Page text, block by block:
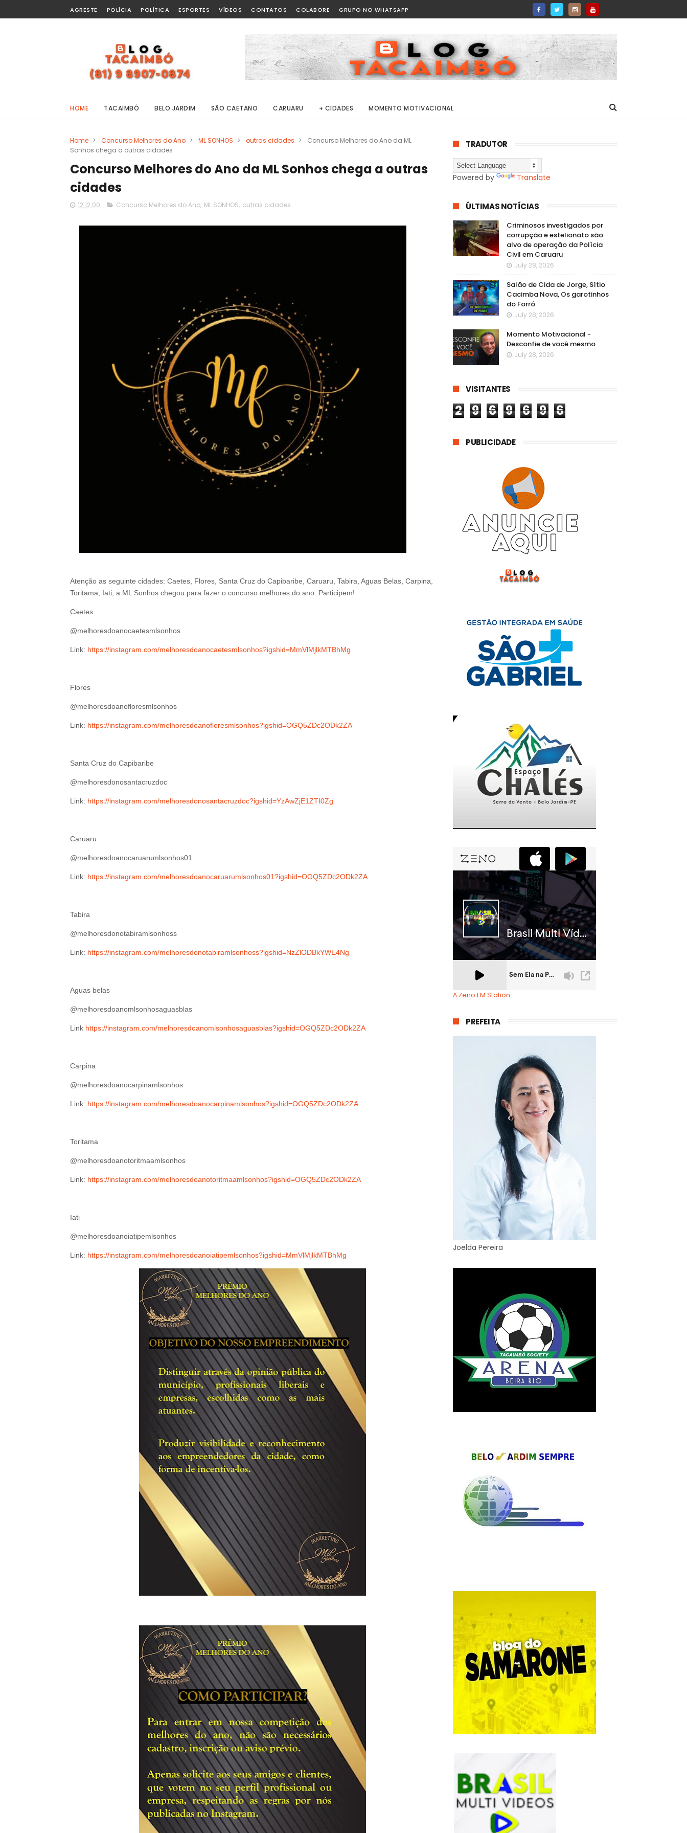
AGRESTE POLÍCIA POLÍTICA ESPORTES VÍDEOS CONTATOS COLABORE GRUPO NO WHATSAPP
HOME TACAIMBÓ BELO JARDIM SÃO CAETANO CARUARU + CIDADES MOMENTO MOTIVACIONAL
Home > Concurso Melhores do Ano > ML SONHOS > outras cidades >
Concurso Melhores do Ano da ML
Sonhos chega a outras cidades
Concurso Melhores do Ano da ML Sonhos chega a outras
cidades
12:12:00 Concurso Melhores do Ano, ML SONHOS, outras cidades
Atenção as seguinte cidades: Caetes, Flores, Santa Cruz do Capibaribe, Caruaru, Tabira, Aguas Belas, Carpina,
Toritama, Iati, a ML Sonhos chegou para fazer o concurso melhores do ano. Participem!
Caetes
@melhoresdoanocaetesmlsonhos
Link: https://instagram.com/melhoresdoanocaetesmlsonhos?igshid=MmVlMjlkMTBhMg
Flores
@melhoresdoanofloresmlsonhos
Link: https://instagram.com/melhoresdoanofloresmlsonhos?igshid=OGQ5ZDc2ODk2ZA
Santa Cruz do Capibaribe
@melhoresdonosantacruzdoc
Link: https://instagram.com/melhoresdonosantacruzdoc?igshid=YzAwZjE1ZTI0Zg
Caruaru
@melhoresdoanocaruarumlsonhos01
Link: https://instagram.com/melhoresdoanocaruarumlsonhos01?igshid=OGQ5ZDc2ODk2ZA
Tabira
@melhoresdonotabiramlsonhoss
Link: https://instagram.com/melhoresdonotabiramlsonhoss?igshid=NzZlODBkYWE4Ng
Aguas belas
@melhoresdoanomlsonhosaguasblas
Link https://instagram.com/melhoresdoanomlsonhosaguasblas?igshid=OGQ5ZDc2ODk2ZA
Carpina
@melhoresdoanocarpinamlsonhos
Link: https://instagram.com/melhoresdoanocarpinamlsonhos?igshid=OGQ5ZDc2ODk2ZA
Toritama
@melhoresdoanotoritmaamlsonhos
Link: https://instagram.com/melhoresdoanotoritmaamlsonhos?igshid=OGQ5ZDc2ODk2ZA
Iati
@melhoresdoanoiatipemlsonhos
Link: https://instagram.com/melhoresdoanoiatipemlsonhos?igshid=MmVlMjlkMTBhMg
TRADUTOR
Powered by Translate
ÚLTIMAS NOTÍCIAS
Criminosos investigados por
corrupção e estelionato são
alvo de operação da Polícia
Civil em Caruaru
July 28, 2026
Salão de Cida de Jorge, Sítio
Cacimba Nova, Os garotinhos
do Forró
July 28, 2026
Momento Motivacional -
Desconfie de você mesmo
July 28, 2026
VISITANTES
2 9 6 9 6 9 6
PUBLICIDADE
A Zeno.FM Station
PREFEITA
Joelda Pereira